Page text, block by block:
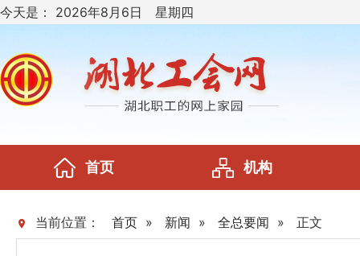
今天是： 2026年8月6日 星期四
首页 机构
当前位置： 首页 » 新闻 » 全总要闻 » 正文